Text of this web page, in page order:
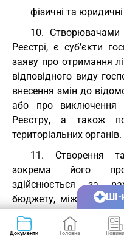
фізичні та
10. Створювачами
Реєстрі, є суб’єкти
заяву про отримання
відповідного виду
внесення змін до
або про виключення
Реєстру, а також
територіальних органів.
11. Створення
зокрема його
здійснюється за
бюджету, міжнародної
джерел, не
12. Власником
Документи Головна Новини
ШІ-